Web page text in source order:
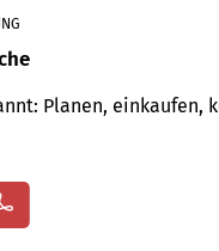
Planen, einkaufen,